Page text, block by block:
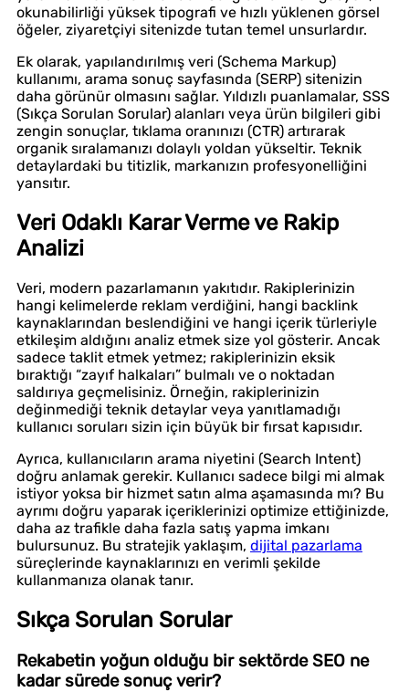
okunabilirliği yüksek tipografi ve hızlı yüklenen görsel
öğeler, ziyaretçiyi sitenizde tutan temel unsurlardır.
Ek olarak, yapılandırılmış veri (Schema Markup)
kullanımı, arama sonuç sayfasında (SERP) sitenizin
daha görünür olmasını sağlar. Yıldızlı puanlamalar, SSS
(Sıkça Sorulan Sorular) alanları veya ürün bilgileri gibi
zengin sonuçlar, tıklama oranınızı (CTR) artırarak
organik sıralamanızı dolaylı yoldan yükseltir. Teknik
detaylardaki bu titizlik, markanızın profesyonelliğini
yansıtır.
Veri Odaklı Karar Verme ve Rakip
Analizi
Veri, modern pazarlamanın yakıtıdır. Rakiplerinizin
hangi kelimelerde reklam verdiğini, hangi backlink
kaynaklarından beslendiğini ve hangi içerik türleriyle
etkileşim aldığını analiz etmek size yol gösterir. Ancak
sadece taklit etmek yetmez; rakiplerinizin eksik
bıraktığı “zayıf halkaları” bulmalı ve o noktadan
saldırıya geçmelisiniz. Örneğin, rakiplerinizin
değinmediği teknik detaylar veya yanıtlamadığı
kullanıcı soruları sizin için büyük bir fırsat kapısıdır.
Ayrıca, kullanıcıların arama niyetini (Search Intent)
doğru anlamak gerekir. Kullanıcı sadece bilgi mi almak
istiyor yoksa bir hizmet satın alma aşamasında mı? Bu
ayrımı doğru yaparak içeriklerinizi optimize ettiğinizde,
daha az trafikle daha fazla satış yapma imkanı
bulursunuz. Bu stratejik yaklaşım, dijital pazarlama
süreçlerinde kaynaklarınızı en verimli şekilde
kullanmanıza olanak tanır.
Sıkça Sorulan Sorular
Rekabetin yoğun olduğu bir sektörde SEO ne
kadar sürede sonuç verir?